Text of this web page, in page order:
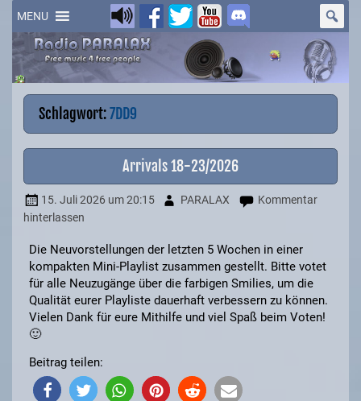
Skip
content
MENU
Schlagwort:7DD9
Arrivals 18-23/2026
15. Juli 2026 um 20:15 PARALAX
Kommentar
hinterlassen
Die Neuvorstellungen der letzten 5 Wochen in einer
kompakten Mini-Playlist zusammen gestellt. Bitte votet
für alle Neuzugänge über die farbigen Smilies, um die
Qualität eurer Playliste dauerhaft verbessern zu können.
Vielen Dank für eure Mithilfe und viel Spaß beim Voten!
🙂
Beitrag teilen: